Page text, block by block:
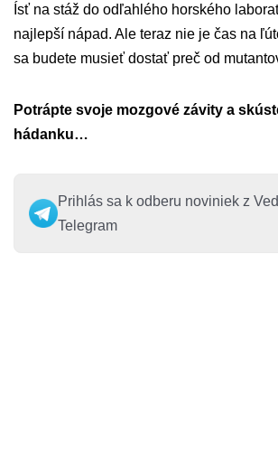
Ísť na stáž do odľahlého horského
najlepší nápad. Ale teraz nie je čas na
sa budete musieť dostať preč od
Potrápte svoje mozgové závity a
hádanku…
Prihlás sa k odberu noviniek z
Telegram